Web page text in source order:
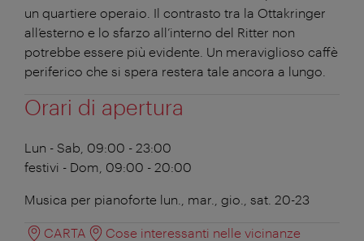
un quartiere operaio. Il contrasto tra la Ottakringer
all’esterno e lo sfarzo all’interno del Ritter non
potrebbe essere più evidente. Un meraviglioso caffè
periferico che si spera restera tale ancora a lungo.
Orari di apertura
Lun - Sab, 09:00 - 23:00
festivi - Dom, 09:00 - 20:00
Musica per pianoforte lun., mar., gio., sat. 20-23
CARTA Cose interessanti nelle vicinanze